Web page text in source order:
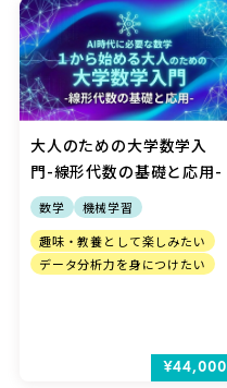
大人のための大学数学入
門-線形代数の基礎と応用-
数学
機械学習
趣味・教養として楽しみたい
データ分析力を身につけたい
¥44,000